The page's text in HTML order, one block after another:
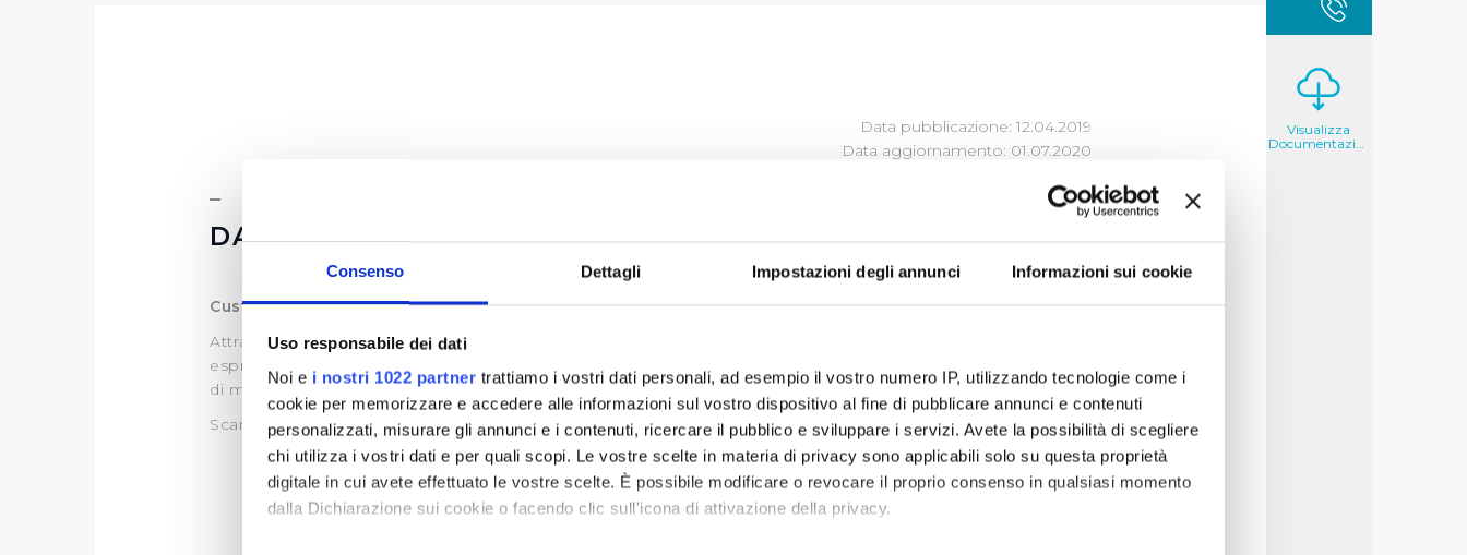
Consenso Dettagli Impostazioni degli annunci Informazioni sui cookie
Uso responsabile dei dati
Noi e i nostri 1022 partner trattiamo i vostri dati personali, ad esempio il vostro numero IP, utilizzando tecnologie come i
cookie per memorizzare e accedere alle informazioni sul vostro dispositivo al fine di pubblicare annunci e contenuti
personalizzati, misurare gli annunci e i contenuti, ricercare il pubblico e sviluppare i servizi. Avete la possibilità di scegliere
chi utilizza i vostri dati e per quali scopi. Le vostre scelte in materia di privacy sono applicabili solo su questa proprietà
digitale in cui avete effettuato le vostre scelte. È possibile modificare o revocare il proprio consenso in qualsiasi momento
dalla Dichiarazione sui cookie o facendo clic sull'icona di attivazione della privacy.
Data pubblicazione: 12.04.2019
Data aggiornamento: 01.07.2020
DATI ULTERIORI
Customer Satisfaction
Attraverso l’indagine di customer, Publiacqua ascolta e cerca di comprendere i bisogni, i desideri che il cittadino
esprime sul servizio idrico integrato ed in base a questi orienta le proprie scelte, le proprie decisioni per cercare
di migliorare il servizio.
Scarica le ultime Customer disponibili (visualizza documentazione)
Visualizza
Documentazione